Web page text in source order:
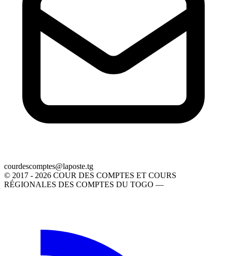
gt.etsopal@setpmocsedruoc
© 2017 - 2026 COUR DES COMPTES ET COURS
RÉGIONALES DES COMPTES DU TOGO —